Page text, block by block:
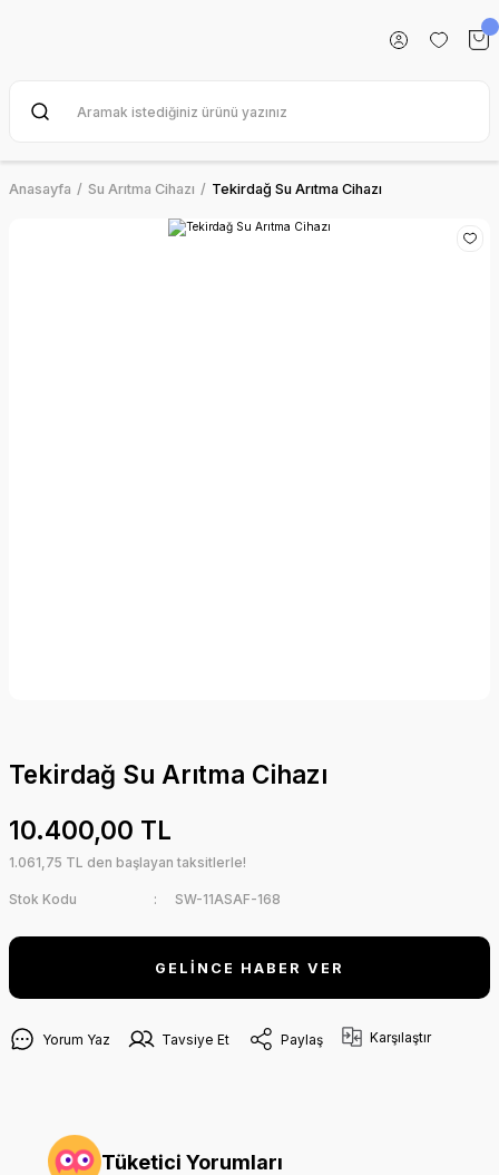
Anasayfa Su Arıtma Cihazı Tekirdağ Su Arıtma Cihazı
Tekirdağ Su Arıtma Cihazı
10.400,00 TL
1.061,75 TL den başlayan taksitlerle!
Stok Kodu SW-11ASAF-168
GELİNCE HABER VER
Yorum Yaz Tavsiye Et Paylaş Karşılaştır
Tüketici Yorumları